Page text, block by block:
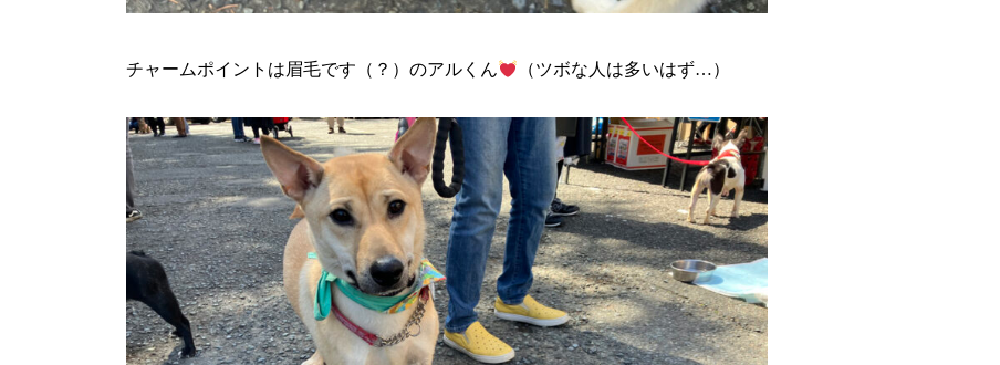
チャームポイントは眉毛です（？）のアルくん （ツボな人は多いはず…）